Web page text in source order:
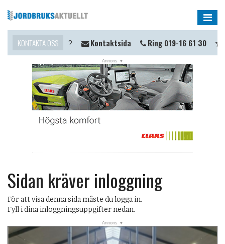
KONTAKTA OSS
du komma i kontakt? Kontaktsida Ring 019-16 61 30
Sidan kräver inloggning
För att visa denna sida måste du logga in.
Fyll i dina inloggningsuppgifter nedan.